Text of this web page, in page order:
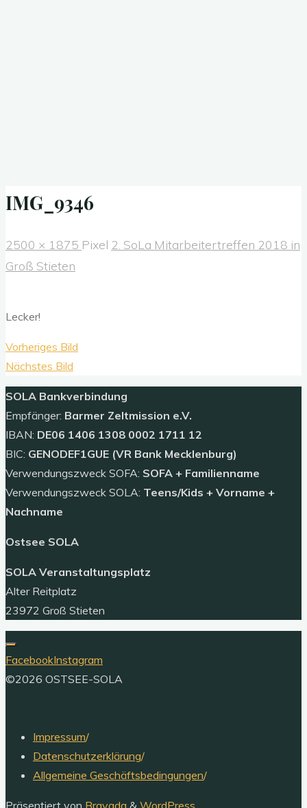
IMG_9346
Originalgröße
2500 × 1875 Pixel 2. SoLa Mitarbeitertreffen 2018 in
Groß Stieten
Lecker!
Vorheriges Bild
Nächstes Bild
SOLA Bankverbindung
Empfänger: Barmer Zeltmission e.V.
IBAN: DE06 1406 1308 0002 1711 12
BIC: GENODEF1GUE (VR Bank Mecklenburg)
Verwendungszweck SOFA: SOFA + Familienname
Verwendungszweck SOLA: Teens/Kids + Vorname +
Nachname
Ostsee SOLA
SOLA Veranstaltungsplatz
Alter Reitplatz
23972 Groß Stieten
FacebookInstagram
©2026 OSTSEE-SOLA
Impressum/
Datenschutzerklärung/
Allgemeine Geschäftsbedingungen/